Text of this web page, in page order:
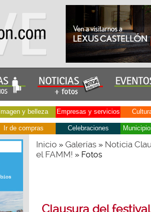
Imagen y belleza Empresas y servicios
Ir de compras Celebraciones
Inicio» Galerías» Noticia
el FAMM! » Fotos
Clausura del